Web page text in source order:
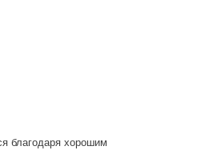
благодаря хорошим